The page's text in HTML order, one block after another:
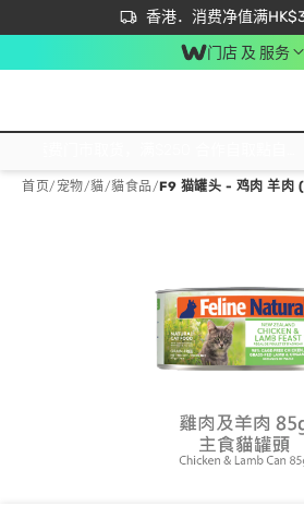
香港．消费净值满
立即成为易赏钱会员尽
首次APP下单买满$450 输入
门店 及 服务
首页/ 宠物/貓/貓食品/F9 猫罐头 - 鸡肉 羊肉